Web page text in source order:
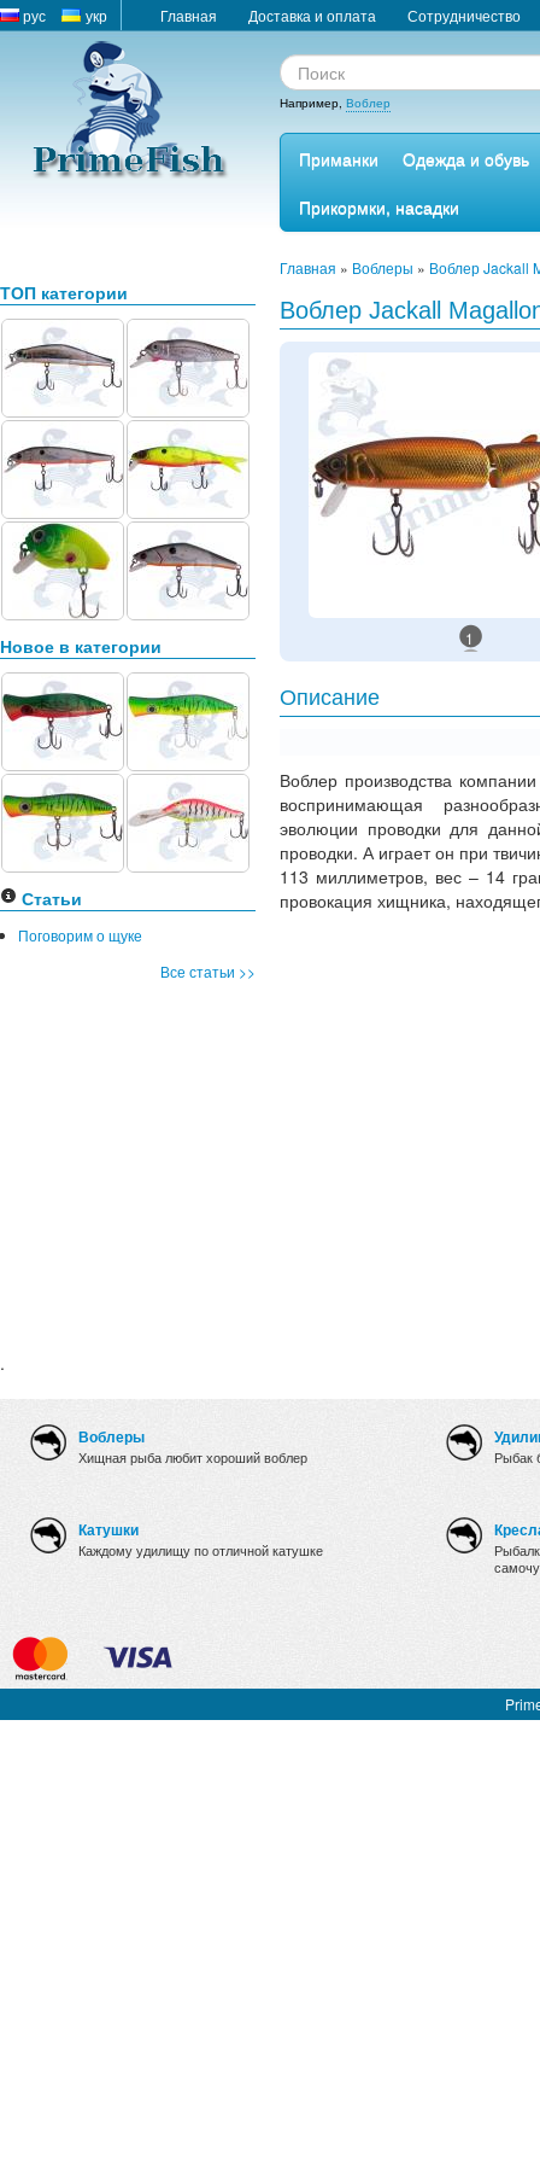
рус укр Главная Доставка и оплата Сотрудничество
Например, Воблер
Приманки
Одежда и обувь
Прикормки, насадки
ТОП категории
Новое в категории
Статьи
Поговорим о щуке
Все статьи >>
.
Главная » Воблеры » Воблер Jackall
Воблер Jackall
1
Описание
Воблер производства
воспринимающая
эволюции проводки для
проводки. А играет он при
113 миллиметров, вес – 14
провокация хищника,
Воблеры
Хищная рыба любит хороший воблер
Катушки
Каждому удилищу по отличной катушке
Рыбак